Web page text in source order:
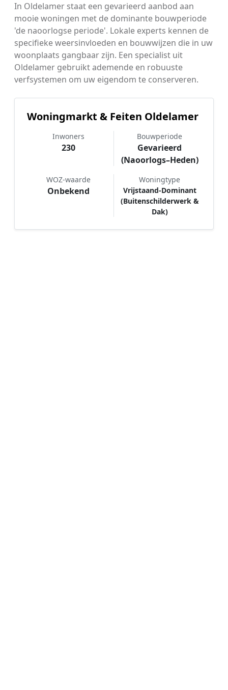
In Oldelamer staat een gevarieerd aanbod aan
mooie woningen met de dominante bouwperiode
'de naoorlogse periode'. Lokale experts kennen de
specifieke weersinvloeden en bouwwijzen die in uw
woonplaats gangbaar zijn. Een specialist uit
Oldelamer gebruikt ademende en robuuste
verfsystemen om uw eigendom te conserveren.
Woningmarkt & Feiten Oldelamer
Inwoners
230
Bouwperiode
Gevarieerd
(Naoorlogs–Heden)
WOZ-waarde
Onbekend
Woningtype
Vrijstaand-Dominant
(Buitenschilderwerk &
Dak)